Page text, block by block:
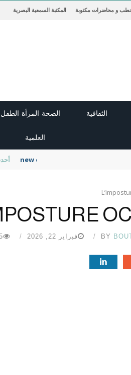
و محاضرات مكتوبة المكتبة السمعية البصرية
الثقافية الصحة-المرأة-الطفل-
العلمية
new cambridge history of islam
BY فبراير 22, 2026